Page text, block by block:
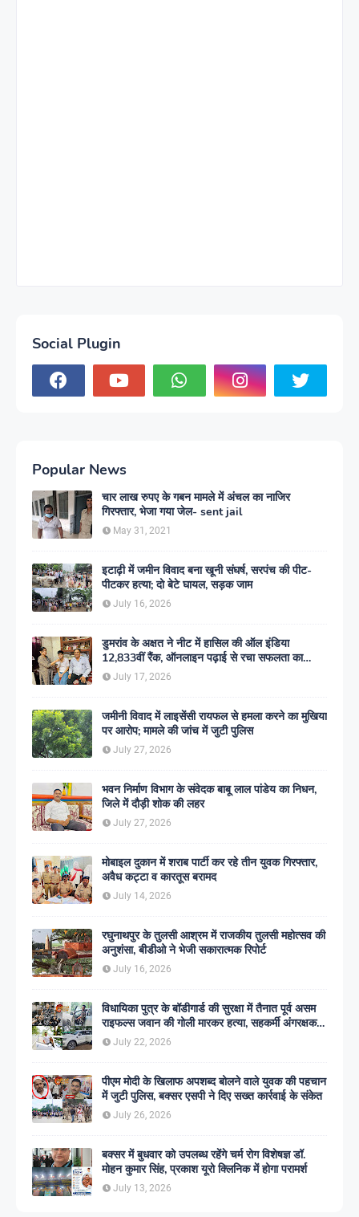
Social Plugin
Popular News
चार लाख रुपए के गबन मामले में अंचल का नाजिर
गिरफ्तार, भेजा गया जेल- sent jail
May 31, 2021
इटाढ़ी में जमीन विवाद बना खूनी संघर्ष, सरपंच की पीट-
पीटकर हत्या; दो बेटे घायल, सड़क जाम
July 16, 2026
डुमरांव के अक्षत ने नीट में हासिल की ऑल इंडिया
12,833वीं रैंक, ऑनलाइन पढ़ाई से रचा सफलता का
इतिहास
July 17, 2026
जमीनी विवाद में लाइसेंसी रायफल से हमला करने का मुखिया
पर आरोप; मामले की जांच में जुटी पुलिस
July 27, 2026
भवन निर्माण विभाग के संवेदक बाबू लाल पांडेय का निधन,
जिले में दौड़ी शोक की लहर
July 27, 2026
मोबाइल दुकान में शराब पार्टी कर रहे तीन युवक गिरफ्तार,
अवैध कट्टा व कारतूस बरामद
July 14, 2026
रघुनाथपुर के तुलसी आश्रम में राजकीय तुलसी महोत्सव की
अनुशंसा, बीडीओ ने भेजी सकारात्मक रिपोर्ट
July 16, 2026
विधायिका पुत्र के बॉडीगार्ड की सुरक्षा में तैनात पूर्व असम
राइफल्स जवान की गोली मारकर हत्या, सहकर्मी अंगरक्षक
गिरफ्तार
July 22, 2026
पीएम मोदी के खिलाफ अपशब्द बोलने वाले युवक की पहचान
में जुटी पुलिस, बक्सर एसपी ने दिए सख्त कार्रवाई के संकेत
July 26, 2026
बक्सर में बुधवार को उपलब्ध रहेंगे चर्म रोग विशेषज्ञ डॉ.
मोहन कुमार सिंह, प्रकाश यूरो क्लिनिक में होगा परामर्श
July 13, 2026